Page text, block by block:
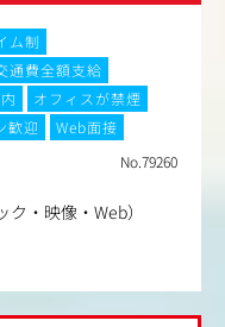
ム制
通費全額支給
オフィスが禁煙
歓迎
Web面接
No.79260
・映像・Web）